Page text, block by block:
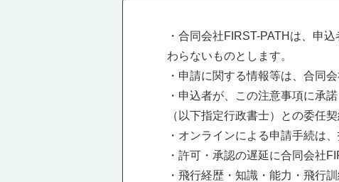
・合同会社FIRST-PATHは、申
わらないものとします。
・申請に関する情報等は、合同
・申込者が、この注意事項に承
（以下指定行政書士）との委任
・オンラインによる申請手続は
・許可・承認の遅延に合同会社
・飛行経歴・知識・能力・飛行